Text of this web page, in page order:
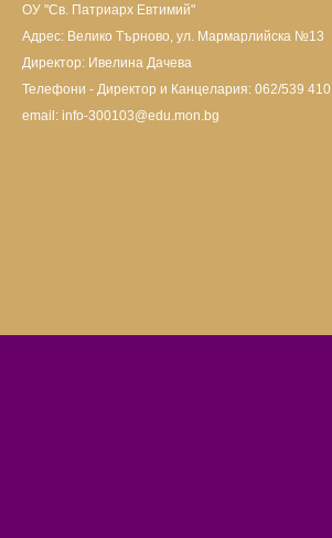
ОУ "Св. Патриарх Евтимий"
Адрес: Велико Търново, ул. Мармарлийска №13
Директор: Ивелина Дачева
Телефони - Директор и Канцелария: 062/539 410
email: info-300103@edu.mon.bg